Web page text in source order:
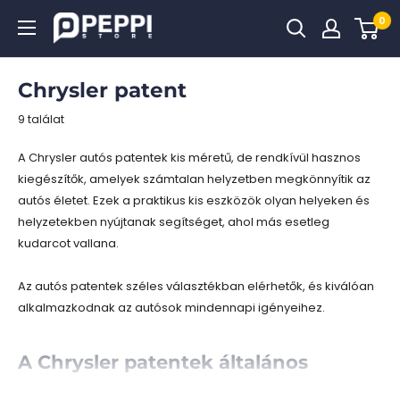
Peppi.hu 0
Chrysler patent
9 találat
A Chrysler autós patentek kis méretű, de rendkívül hasznos
kiegészítők, amelyek számtalan helyzetben megkönnyítik az
autós életet. Ezek a praktikus kis eszközök olyan helyeken és
helyzetekben nyújtanak segítséget, ahol más esetleg
kudarcot vallana.
Az autós patentek széles választékban elérhetők, és kiválóan
alkalmazkodnak az autósok mindennapi igényeihez.
A Chrysler patentek általános